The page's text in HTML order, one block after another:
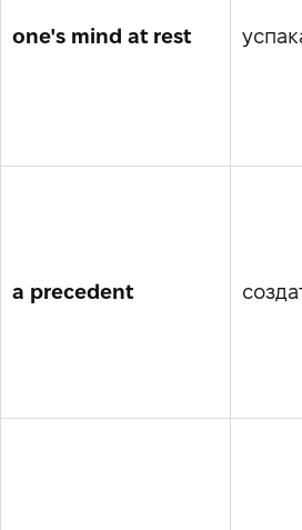
one's mind at rest
a precedent